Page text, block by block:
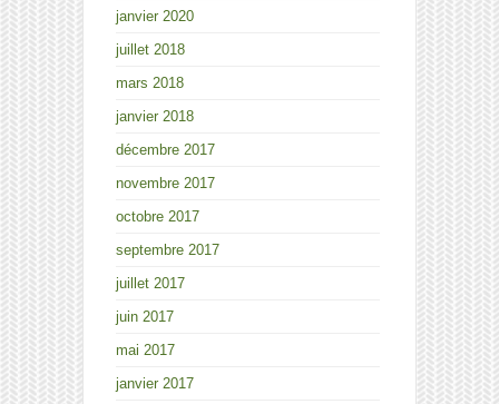
janvier 2020
juillet 2018
mars 2018
janvier 2018
décembre 2017
novembre 2017
octobre 2017
septembre 2017
juillet 2017
juin 2017
mai 2017
janvier 2017